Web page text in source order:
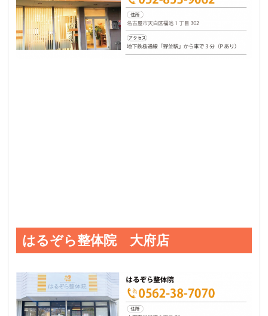
はるぞら整体院 大府店